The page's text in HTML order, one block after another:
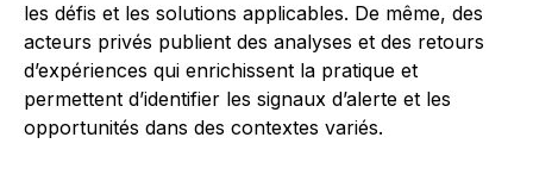
les défis et les solutions applicables. De même, des
acteurs privés publient des analyses et des retours
d’expériences qui enrichissent la pratique et
permettent d’identifier les signaux d’alerte et les
opportunités dans des contextes variés.